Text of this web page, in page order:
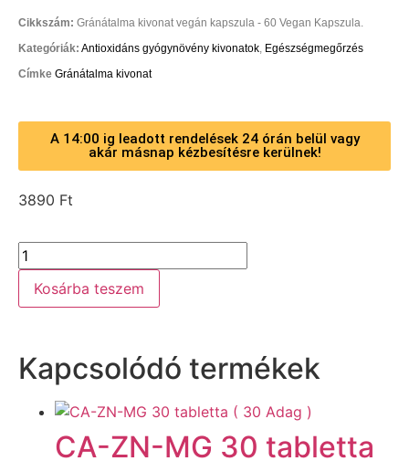
Cikkszám: Gránátalma kivonat vegán kapszula - 60 Vegan Kapszula.
Kategóriák: Antioxidáns gyógynövény kivonatok, Egészségmegőrzés
Címke Gránátalma kivonat
A 14:00 ig leadott rendelések 24 órán belül vagy
akár másnap kézbesítésre kerülnek!
3890 Ft
Kosárba teszem
Kapcsolódó termékek
CA-ZN-MG 30 tabletta